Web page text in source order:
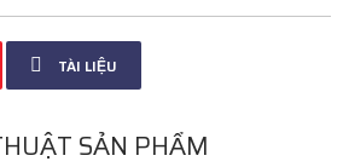
TÀI LIỆU
SẢN PHẨM